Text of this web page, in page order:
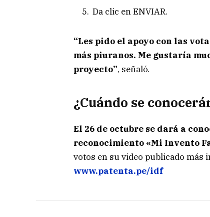
Da clic en ENVIAR.
“Les pido el apoyo con las
más piuranos. Me gustaría
proyecto”, señaló.
¿Cuándo se
El 26 de octubre se dará a
reconocimiento «Mi Invento
votos en su video publicado
www.patenta.pe/idf